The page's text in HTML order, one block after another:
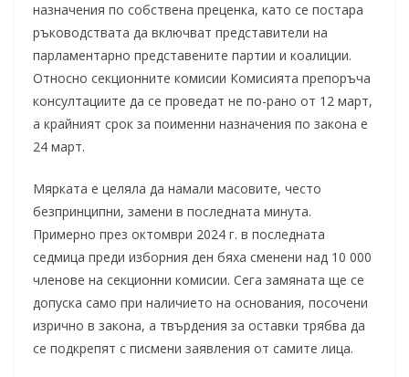
назначения по собствена преценка, като се постара
ръководствата да включват представители на
парламентарно представените партии и коалиции.
Относно секционните комисии Комисията препоръча
консултациите да се проведат не по-рано от 12 март,
а крайният срок за поименни назначения по закона е
24 март.
Мярката е целяла да намали масовите, често
безпринципни, замени в последната минута.
Примерно през октомври 2024 г. в последната
седмица преди изборния ден бяха сменени над 10 000
членове на секционни комисии. Сега замяната ще се
допуска само при наличието на основания, посочени
изрично в закона, а твърдения за оставки трябва да
се подкрепят с писмени заявления от самите лица.